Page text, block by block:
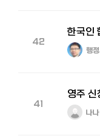
42
한국인
행
41
나